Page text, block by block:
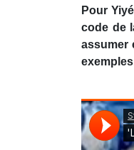
Pour
code de
assumer